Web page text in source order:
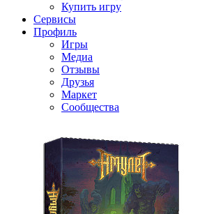
Купить игру
Сервисы
Профиль
Игры
Медиа
Отзывы
Друзья
Маркет
Сообщества